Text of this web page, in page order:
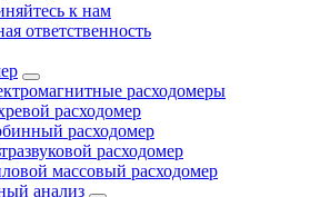
к нам
ответственность
расходомеры
расходомер
расходомер
расходомер
массовый расходомер
анализ